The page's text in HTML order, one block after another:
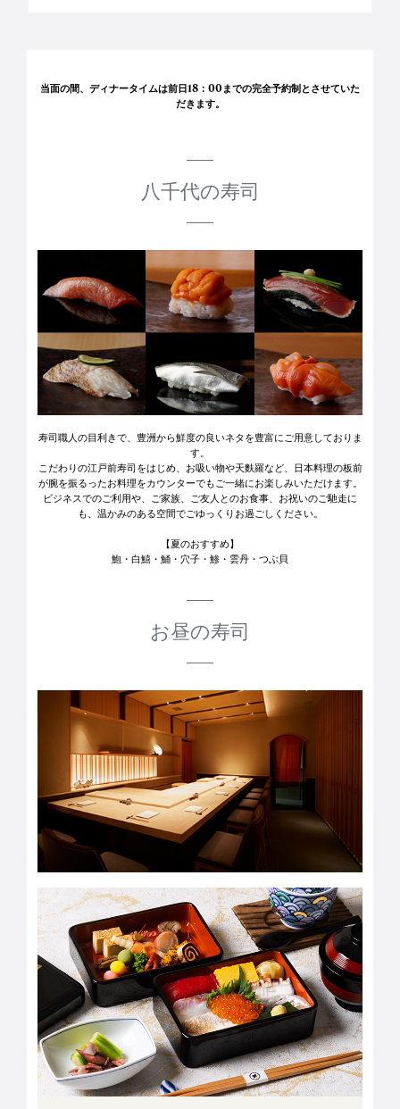
当面の間、ディナータイムは前日18：00までの完全予約制とさせていた
だきます。
八千代の寿司
寿司職人の目利きで、豊洲から鮮度の良いネタを豊富にご用意しておりま
す。
こだわりの江戸前寿司をはじめ、お吸い物や天麩羅など、 日本料理の板前
が腕を振るったお料理をカウンターでもご一緒にお楽しみいただけます。
ビジネスでのご利用や、ご家族、ご友人とのお食事、お祝いのご馳走に
も、 温かみのある空間でごゆっくりお過ごしください。
【夏のおすすめ】
鮑・白鱚・鯒・穴子・鯵・雲丹・つぶ貝
お昼の寿司